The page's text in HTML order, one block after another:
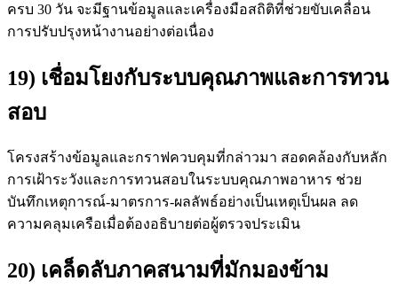
ครบ 30 วัน จะมีฐานข้อมูลและเครื่องมือสถิติที่ช่วยขับเคลื่อน
การปรับปรุงหน้างานอย่างต่อเนื่อง
19) เชื่อมโยงกับระบบคุณภาพและการทวน
สอบ
โครงสร้างข้อมูลและกราฟควบคุมที่กล่าวมา สอดคล้องกับหลัก
การเฝ้าระวังและการทวนสอบในระบบคุณภาพอาหาร ช่วย
บันทึกเหตุการณ์-มาตรการ-ผลลัพธ์อย่างเป็นเหตุเป็นผล ลด
ความคลุมเครือเมื่อต้องอธิบายต่อผู้ตรวจประเมิน
20) เคล็ดลับภาคสนามที่มักมองข้าม